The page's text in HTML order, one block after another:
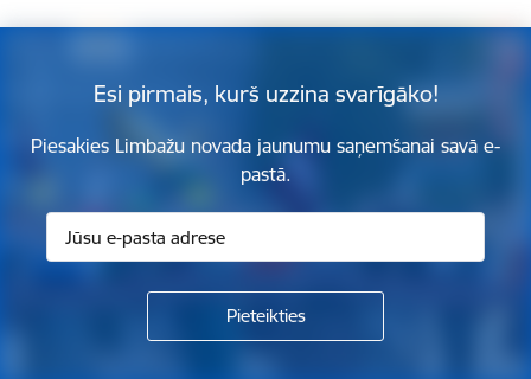
Esi pirmais, kurš uzzina svarīgāko!
Piesakies Limbažu novada jaunumu saņemšanai savā e-
pastā.